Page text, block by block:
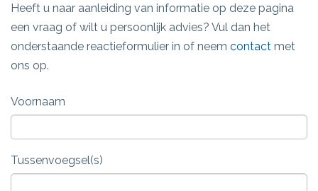
Heeft u naar aanleiding van informatie op deze pagina
een vraag of wilt u persoonlijk advies? Vul dan het
onderstaande reactieformulier in of neem contact met
ons op.
Voornaam
Tussenvoegsel(s)